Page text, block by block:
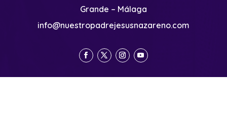
Grande – Málaga
info@nuestropadrejesusnazareno.com